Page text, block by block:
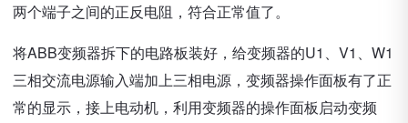
两个端子之间的正反电阻，符合正常值了。
将ABB变频器拆下的电路板装好，给变频器的U1、V1、W1
三相交流电源输入端加上三相电源，变频器操作面板有了正
常的显示，接上电动机，利用变频器的操作面板启动变频